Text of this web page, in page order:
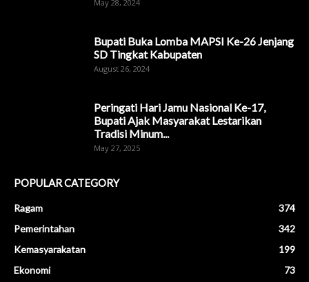
May 28, 2024
Bupati Buka Lomba MAPSI Ke-26 Jenjang
SD Tingkat Kabupaten
August 26, 2024
Peringati Hari Jamu Nasional Ke-17,
Bupati Ajak Masyarakat Lestarikan
Tradisi Minum...
May 27, 2025
POPULAR CATEGORY
Ragam
374
Pemerintahan
342
Kemasyarakatan
199
Ekonomi
73